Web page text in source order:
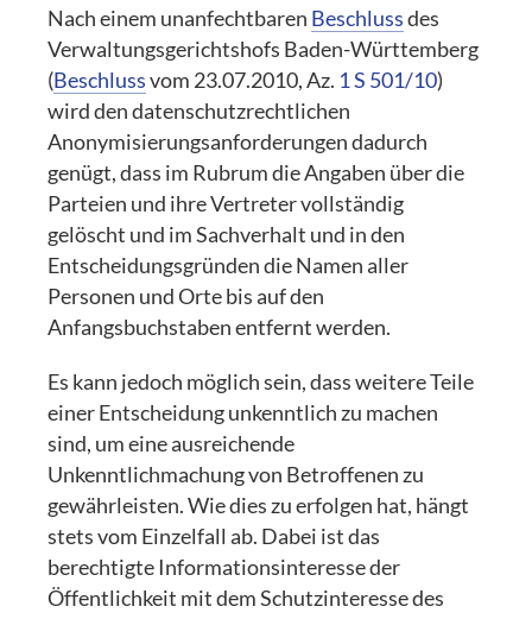
Nach einem unanfechtbaren Beschlussdes
Verwaltungsgerichtshofs Baden-Württemberg
(Beschlussvom 23.07.2010, Az. 1 S 501/10)
wird den datenschutzrechtlichen
Anonymisierungsanforderungen dadurch
genügt, dass im Rubrum die Angaben über die
Parteien und ihre Vertreter vollständig
gelöscht und im Sachverhalt und in den
Entscheidungsgründen die Namen aller
Personen und Orte bis auf den
Anfangsbuchstaben entfernt werden.
Es kann jedoch möglich sein, dass weitere Teile
einer Entscheidung unkenntlich zu machen
sind, um eine ausreichende
Unkenntlichmachung von Betroffenen zu
gewährleisten. Wie dies zu erfolgen hat, hängt
stets vom Einzelfall ab. Dabei ist das
berechtigte Informationsinteresse der
Öffentlichkeit mit dem Schutzinteresse des